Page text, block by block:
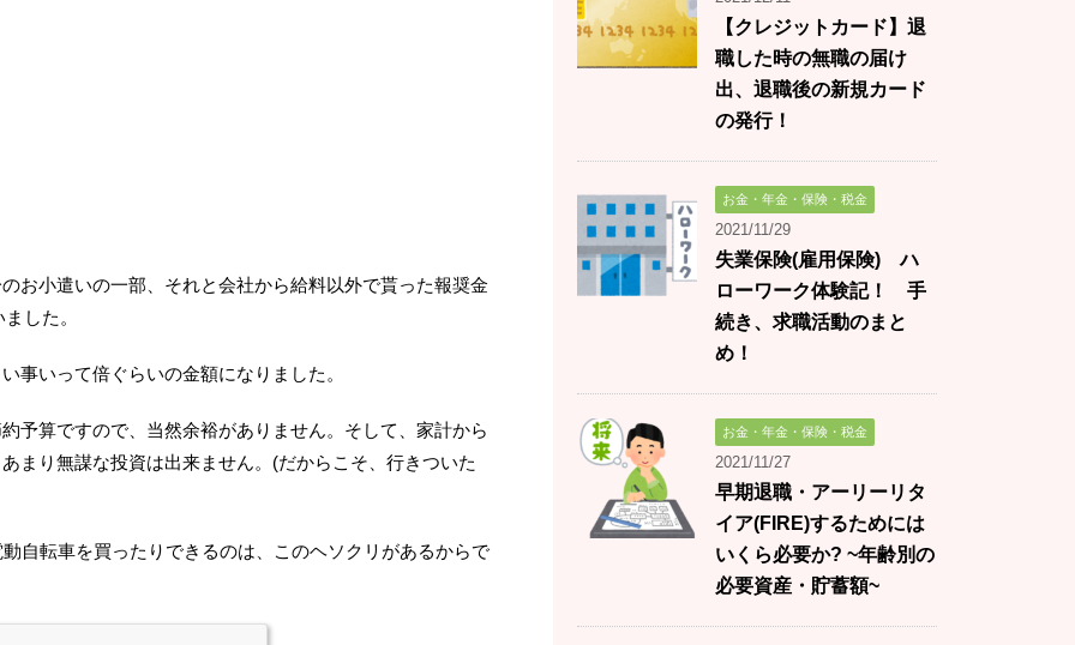
お小遣いの一部、それと会社から給料以外で貰った報奨金
した。
事いって倍ぐらいの金額になりました。
予算ですので、当然余裕がありません。そして、家計から
まり無謀な投資は出来ません。(だからこそ、行きついた
自転車を買ったりできるのは、このヘソクリがあるからで
【クレジットカード】退
職した時の無職の届け
出、退職後の新規カード
の発行！
お金・年金・保険・税金
2021/11/29
失業保険(雇用保険) ハ
ローワーク体験記！ 手
続き、求職活動のまと
め！
お金・年金・保険・税金
2021/11/27
早期退職・アーリーリタ
イア(FIRE)するためには
いくら必要か? ~年齢別の
必要資産・貯蓄額~